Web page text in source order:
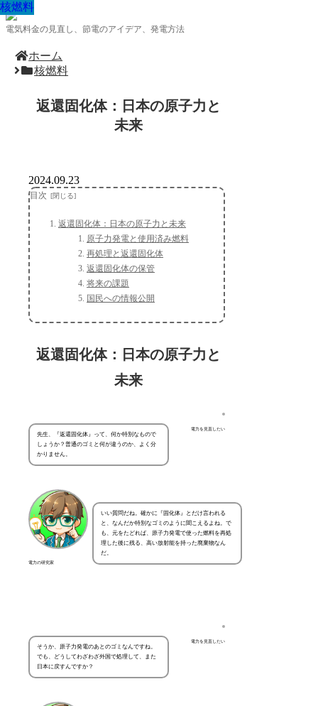
電気料金の見直し、節電のアイデア、発電方法
ホーム
核燃料
返還固化体：日本の原子力と
未来
核燃料
2024.09.23
目次
返還固化体：日本の原子力と未来
原子力発電と使用済み燃料
再処理と返還固化体
返還固化体の保管
将来の課題
国民への情報公開
返還固化体：日本の原子力と
未来
電力を見直したい
先生、『返還固化体』って、何か特別なもので
しょうか？普通のゴミと何が違うのか、よく分
かりません。
電力の研究家
いい質問だね。確かに『固化体』とだけ言われる
と、なんだか特別なゴミのように聞こえるよね。で
も、元をたどれば、原子力発電で使った燃料を再処
理した後に残る、高い放射能を持った廃棄物なん
だ。
電力を見直したい
そうか、原子力発電のあとのゴミなんですね。
でも、どうしてわざわざ外国で処理して、また
日本に戻すんですか？
核燃料
核燃料
核燃料
核燃料
核燃料
核燃料
核燃料
核燃料